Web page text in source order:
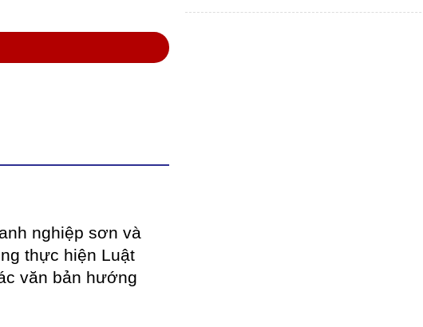
nghiệp sơn và
thực hiện Luật
văn bản hướng